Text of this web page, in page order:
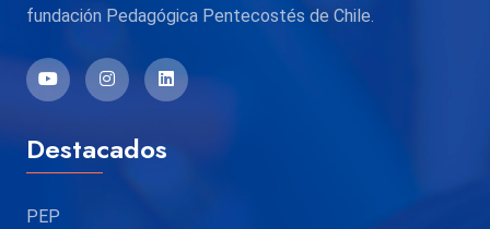
fundación Pedagógica Pentecostés de Chile.
Destacados
PEP